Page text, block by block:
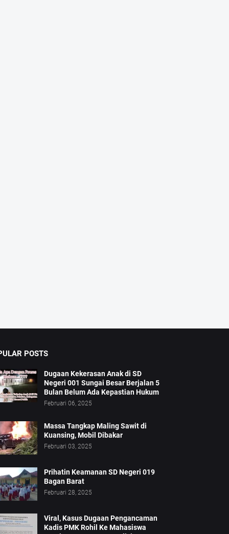
POSTS
Dugaan Kekerasan Anak di SD
Negeri 001 Sungai Besar Berjalan 5
Bulan Belum Ada Kepastian Hukum
Februari 06, 2025
Massa Tangkap Maling Sawit di
Kuansing, Mobil Dibakar
Februari 03, 2025
Prihatin Keamanan SD Negeri 019
Bagan Barat
Februari 28, 2025
Viral, Kasus Dugaan Pengancaman
Kadis PMK Rohil Ke Mahasiswa